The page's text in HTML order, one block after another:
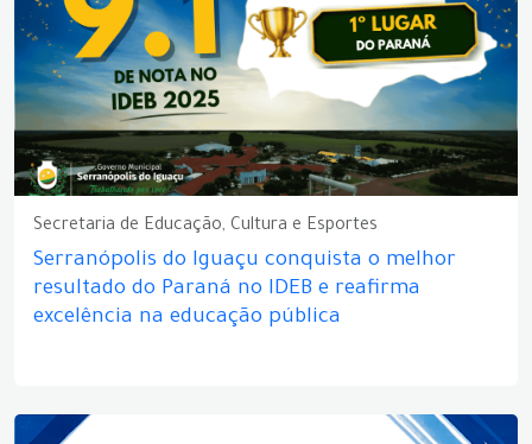
Secretaria de Educação, Cultura e Esportes
Serranópolis do Iguaçu conquista o melhor
resultado do Paraná no IDEB e reafirma
excelência na educação pública